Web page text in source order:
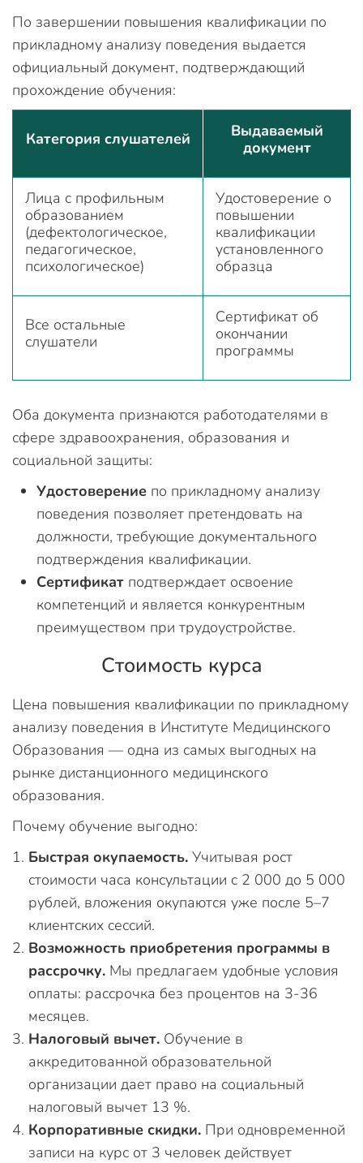
По завершении повышения квалификации по
прикладному анализу поведения выдается
официальный документ, подтверждающий
прохождение обучения:
Категория слушателей
Выдаваемый
документ
Лица с профильным
образованием
(дефектологическое,
педагогическое,
психологическое)
Удостоверение о
повышении
квалификации
установленного
образца
Все остальные
слушатели
Сертификат об
окончании
программы
Оба документа признаются работодателями в
сфере здравоохранения, образования и
социальной защиты:
Удостоверение по прикладному анализу
поведения позволяет претендовать на
должности, требующие документального
подтверждения квалификации.
Сертификат подтверждает освоение
компетенций и является конкурентным
преимуществом при трудоустройстве.
Стоимость курса
Цена повышения квалификации по прикладному
анализу поведения в Институте Медицинского
Образования — одна из самых выгодных на
рынке дистанционного медицинского
образования.
Почему обучение выгодно:
Быстрая окупаемость. Учитывая рост
стоимости часа консультации с 2 000 до 5 000
рублей, вложения окупаются уже после 5–7
клиентских сессий.
Возможность приобретения программы в
рассрочку. Мы предлагаем удобные условия
оплаты: рассрочка без процентов на 3-36
месяцев.
Налоговый вычет. Обучение в
аккредитованной образовательной
организации дает право на социальный
налоговый вычет 13 %.
Корпоративные скидки. При одновременной
записи на курс от 3 человек действует